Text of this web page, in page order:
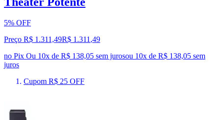
5% OFF
Preço R$ 1.311,49R$ 1.311 ,49
no Pix Ou 10x de R$ 138,05 sem jurosou 10x de R$ 138,05 sem
juros
Cupom R$ 25 OFF